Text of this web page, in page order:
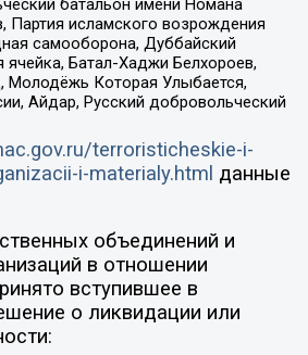
батальон имени Номана
Партия исламского возрождения
самооборона, Дуббайский
Батал-Хаджи Белхороев,
Молодёжь Которая Улыбается,
Айдар, Русский добровольческий
terroristicheskie-i-
i-materialy.html данные
объединений и
в отношении
вступившее в
о ликвидации или